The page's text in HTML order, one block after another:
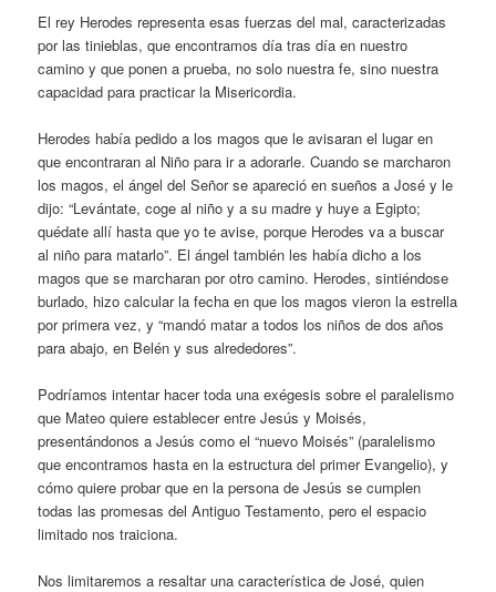
El rey Herodes representa esas fuerzas del mal, caracterizadas
por las tinieblas, que encontramos día tras día en nuestro
camino y que ponen a prueba, no solo nuestra fe, sino nuestra
capacidad para practicar la Misericordia.
Herodes había pedido a los magos que le avisaran el lugar en
que encontraran al Niño para ir a adorarle. Cuando se marcharon
los magos, el ángel del Señor se apareció en sueños a José y le
dijo: “Levántate, coge al niño y a su madre y huye a Egipto;
quédate allí hasta que yo te avise, porque Herodes va a buscar
al niño para matarlo”. El ángel también les había dicho a los
magos que se marcharan por otro camino. Herodes, sintiéndose
burlado, hizo calcular la fecha en que los magos vieron la estrella
por primera vez, y “mandó matar a todos los niños de dos años
para abajo, en Belén y sus alrededores”.
Podríamos intentar hacer toda una exégesis sobre el paralelismo
que Mateo quiere establecer entre Jesús y Moisés,
presentándonos a Jesús como el “nuevo Moisés” (paralelismo
que encontramos hasta en la estructura del primer Evangelio), y
cómo quiere probar que en la persona de Jesús se cumplen
todas las promesas del Antiguo Testamento, pero el espacio
limitado nos traiciona.
Nos limitaremos a resaltar una característica de José, quien